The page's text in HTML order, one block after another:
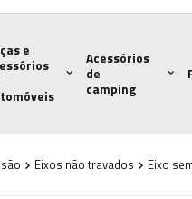
e
Acessórios
de
camping
Eixos não travados Eixo